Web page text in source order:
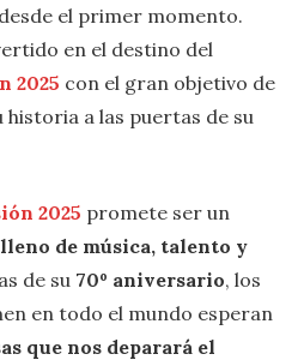
desde el primer momento.
en el destino del
2025 con el gran objetivo de
historia a las puertas de su
2025 promete ser un
de música, talento y
de su 70º aniversario, los
en todo el mundo esperan
que nos deparará el